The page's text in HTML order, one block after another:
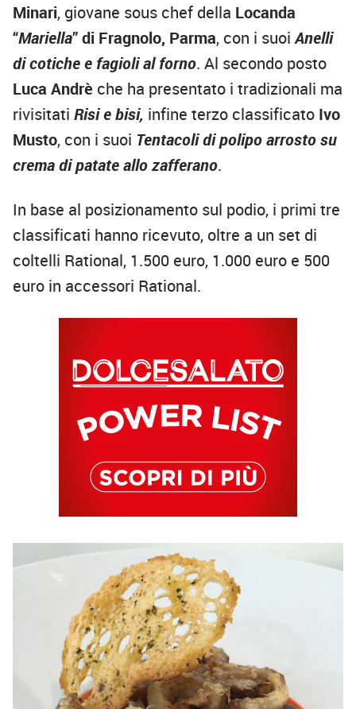
Minari, giovane sous chef della Locanda
“Mariella” di Fragnolo, Parma, con i suoiAnelli
di cotiche e fagioli al forno. Al secondo posto
Luca Andrè che ha presentato i tradizionali ma
rivisitati Risi e bisi, infine terzo classificato Ivo
Musto, con i suoi Tentacoli di polipo arrosto su
crema di patate allo zafferano.
In base al posizionamento sul podio, i primi tre
classificati hanno ricevuto, oltre a un set di
coltelli Rational, 1.500 euro, 1.000 euro e 500
euro in accessori Rational.